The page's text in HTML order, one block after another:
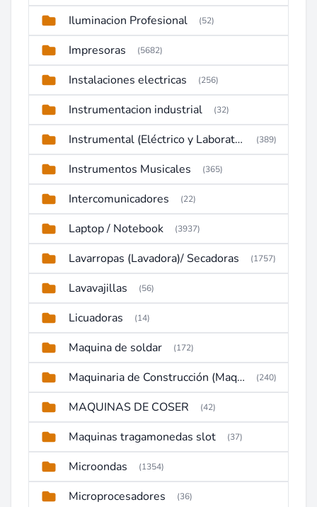
Iluminacion Profesional (52)
Impresoras (5682)
Instalaciones electricas (256)
Instrumentacion industrial (32)
Instrumental (Eléctrico y Laboratorio) (389)
Instrumentos Musicales (365)
Intercomunicadores (22)
Laptop / Notebook (3937)
Lavarropas (Lavadora)/ Secadoras (1757)
Lavavajillas (56)
Licuadoras (14)
Maquina de soldar (172)
Maquinaria de Construcción (Maquinaria Pesada) (240)
MAQUINAS DE COSER (42)
Maquinas tragamonedas slot (37)
Microondas (1354)
Microprocesadores (36)